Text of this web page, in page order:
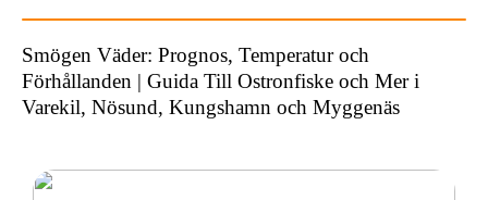
Smögen Väder: Prognos, Temperatur och
Förhållanden | Guida Till Ostronfiske och Mer i
Varekil, Nösund, Kungshamn och Myggenäs